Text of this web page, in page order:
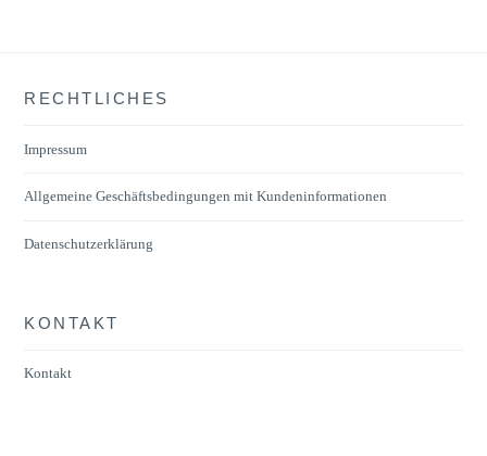
RECHTLICHES
Impressum
Allgemeine Geschäftsbedingungen mit Kundeninformationen
Datenschutzerklärung
KONTAKT
Kontakt